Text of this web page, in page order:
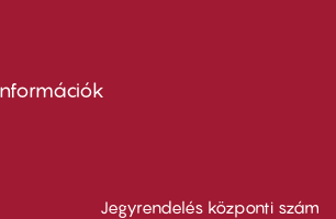
Jegyrendelés központi szám